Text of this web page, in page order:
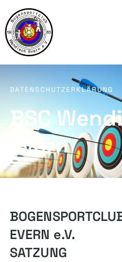
DATENSCHUTZERKLÄRUNG
BSC
Evern
EVERN e.V.
SATZUNG